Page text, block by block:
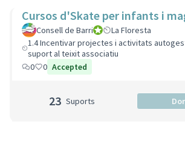
Cursos d'Skate per infants i
Consell de BarriConsell de Barri
La Floresta
1.4 Incentivar projectes i activitats
suport al teixit associatiu
0
0 Accepted
23 Suports